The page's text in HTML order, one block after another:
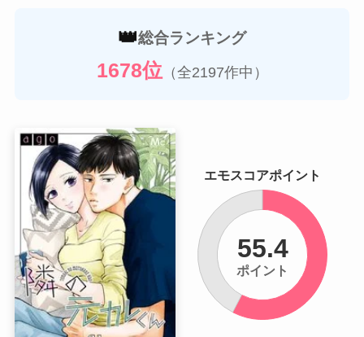
👑総合ランキング
1678位（全2197作中）
エモスコアポイント
55.4
ポイント